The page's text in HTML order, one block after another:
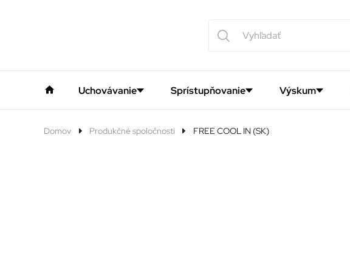
Uchovávanie Sprístupňovanie Výskum
Domov Produkčné spoločnosti FREE COOL IN (SK)